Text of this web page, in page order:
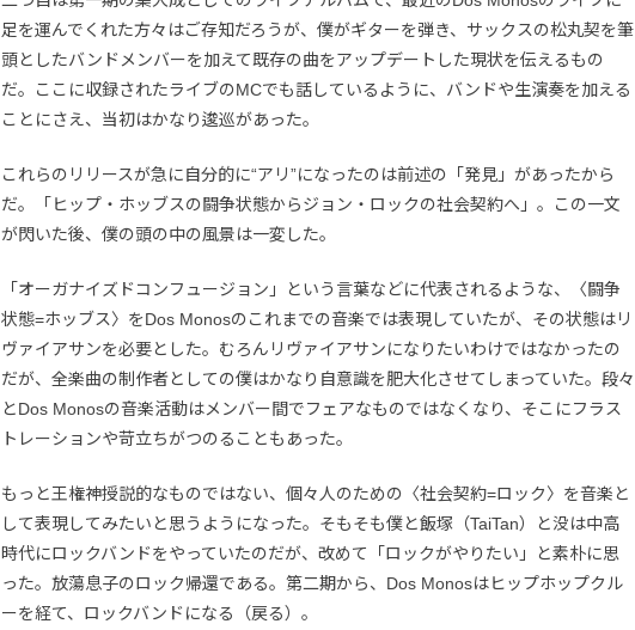
足を運んでくれた方々はご存知だろうが、僕がギターを弾き、サックスの松丸契を筆
頭としたバンドメンバーを加えて既存の曲をアップデートした現状を伝えるもの
だ。ここに収録されたライブのMCでも話しているように、バンドや生演奏を加える
ことにさえ、当初はかなり逡巡があった。
これらのリリースが急に自分的に“アリ”になったのは前述の「発見」があったから
だ。「ヒップ・ホッブスの闘争状態からジョン・ロックの社会契約へ」。この一文
が閃いた後、僕の頭の中の風景は一変した。
「オーガナイズドコンフュージョン」という言葉などに代表されるような、〈闘争
状態=ホッブス〉をDos Monosのこれまでの音楽では表現していたが、その状態はリ
ヴァイアサンを必要とした。むろんリヴァイアサンになりたいわけではなかったの
だが、全楽曲の制作者としての僕はかなり自意識を肥大化させてしまっていた。段々
とDos Monosの音楽活動はメンバー間でフェアなものではなくなり、そこにフラス
トレーションや苛立ちがつのることもあった。
もっと王権神授説的なものではない、個々人のための〈社会契約=ロック〉を音楽と
して表現してみたいと思うようになった。そもそも僕と飯塚（TaiTan）と没は中高
時代にロックバンドをやっていたのだが、改めて「ロックがやりたい」と素朴に思
った。放蕩息子のロック帰還である。第二期から、Dos Monosはヒップホップクル
ーを経て、ロックバンドになる（戻る）。